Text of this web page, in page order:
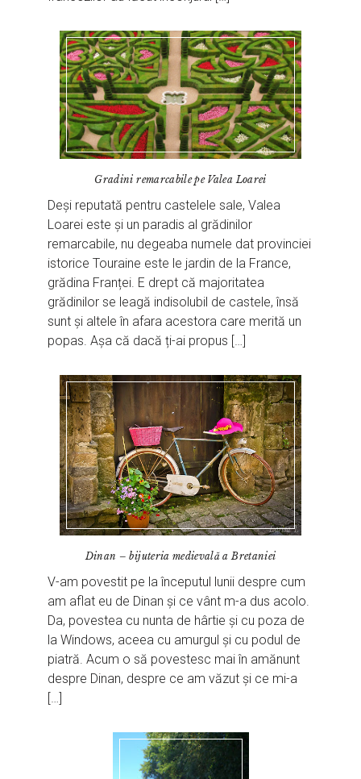
Gradini remarcabile pe Valea Loarei
Deși reputată pentru castelele sale, Valea
Loarei este și un paradis al grădinilor
remarcabile, nu degeaba numele dat provinciei
istorice Touraine este le jardin de la France,
grădina Franței. E drept că majoritatea
grădinilor se leagă indisolubil de castele, însă
sunt și altele în afara acestora care merită un
popas. Așa că dacă ți-ai propus […]
Dinan – bijuteria medievală a Bretaniei
V-am povestit pe la începutul lunii despre cum
am aflat eu de Dinan și ce vânt m-a dus acolo.
Da, povestea cu nunta de hârtie și cu poza de
la Windows, aceea cu amurgul și cu podul de
piatră. Acum o să povestesc mai în amănunt
despre Dinan, despre ce am văzut și ce mi-a
[…]